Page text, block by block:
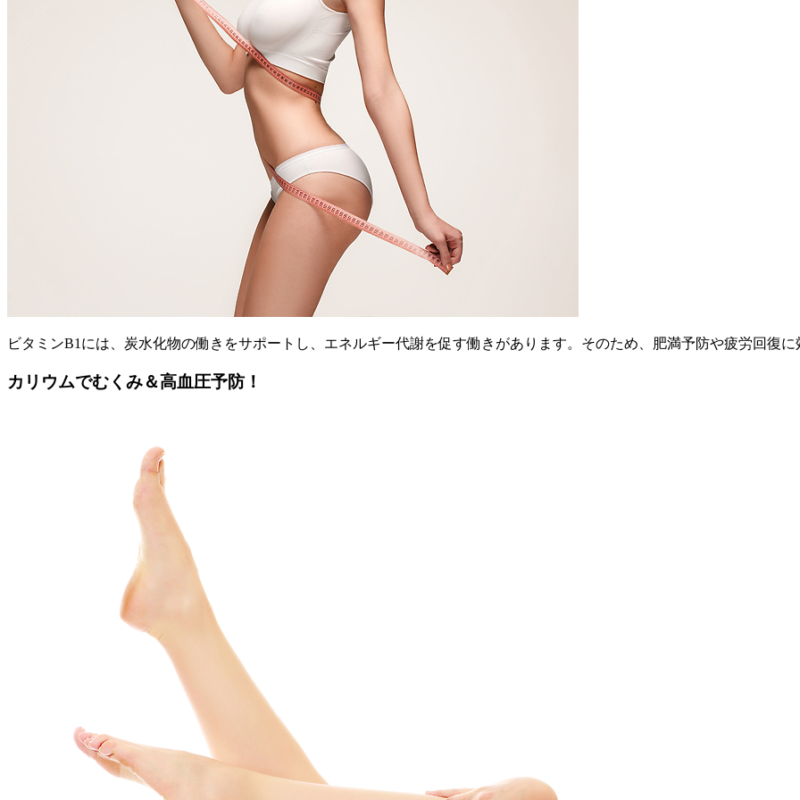
ビタミンB1には、炭水化物の働きをサポートし、エネルギー代謝を促す働きがあります。そのため、肥満予防や疲労回復に
カリウムでむくみ＆高血圧予防！